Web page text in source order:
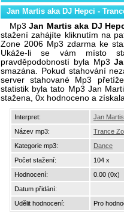
Jan Martis aka DJ Hepci -
Mp3Jan Martis aka DJ
stažení zahájíte kliknutím na
Zone 2006 Mp3 zdarma ke
Ukáže-li se vám místo
pravděpodobností byla Mp3
smazána. Pokud stahování
server stahované Mp3
statistik byla tato Mp3 Jan
stažena, 0x hodnoceno a
Interpret:
Jan
Název mp3:
Trance
Kategorie mp3:
Dance
Počet stažení:
104 x
Hodnocení:
0.00 (0x)
Datum přidání:
Udělit hodnocení:
Pro